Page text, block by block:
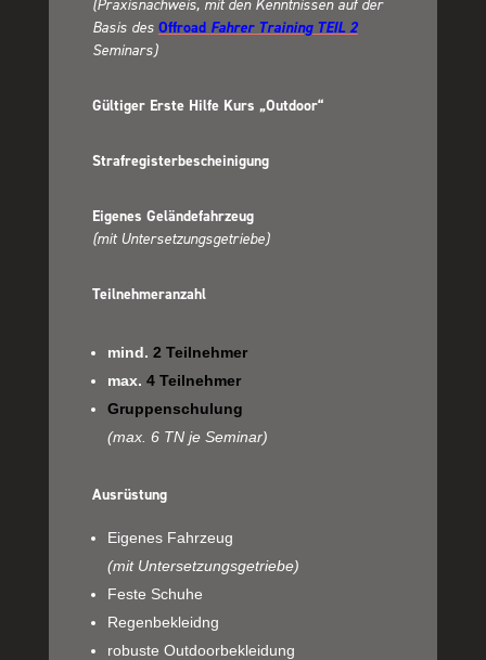
(Praxisnachweis, mit den Kenntnissen auf der
Basis des Offroad Fahrer Training TEIL 2
Seminars)
Gültiger Erste Hilfe Kurs „Outdoor“
Strafregisterbescheinigung
Eigenes Geländefahrzeug
(mit Untersetzungsgetriebe)
Teilnehmeranzahl
mind. 2 Teilnehmer
max. 4 Teilnehmer
Gruppenschulung
(max. 6 TN je Seminar)
Ausrüstung
Eigenes Fahrzeug
(mit Untersetzungsgetriebe)
Feste Schuhe
Regenbekleidng
robuste Outdoorbekleidung